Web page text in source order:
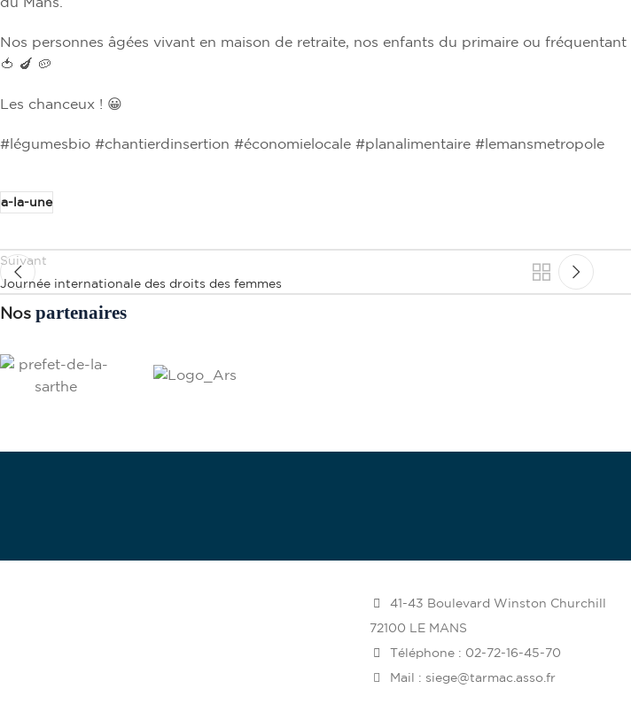
du Mans.
Nos personnes âgées vivant en maison de retraite, nos enfants du primaire ou
🍅 🍆 🥔
Les chanceux ! 😀
#légumesbio #chantierdinsertion #économielocale #planalimentaire #lemansmetropole
a-la-une
Suivant
Journée internationale des droits des femmes
Nos partenaires
41-43 Boulevard Winston Churchill
72100 LE MANS
Téléphone : 02-72-16-45-70
Mail : siege@tarmac.asso.fr